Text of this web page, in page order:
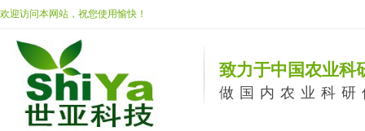
欢迎访问本网站，祝您使用愉快！
致力于中国农业科
做国内农业科